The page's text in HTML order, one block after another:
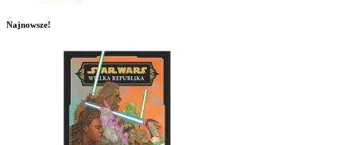
Najnowsze!